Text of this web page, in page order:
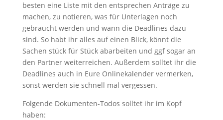
besten eine Liste mit den entsprechen Anträge zu
machen, zu notieren, was für Unterlagen noch
gebraucht werden und wann die Deadlines dazu
sind. So habt ihr alles auf einen Blick, könnt die
Sachen stück für Stück abarbeiten und ggf sogar an
den Partner weiterreichen. Außerdem solltet ihr die
Deadlines auch in Eure Onlinekalender vermerken,
sonst werden sie schnell mal vergessen.
Folgende Dokumenten-Todos solltet ihr im Kopf
haben: